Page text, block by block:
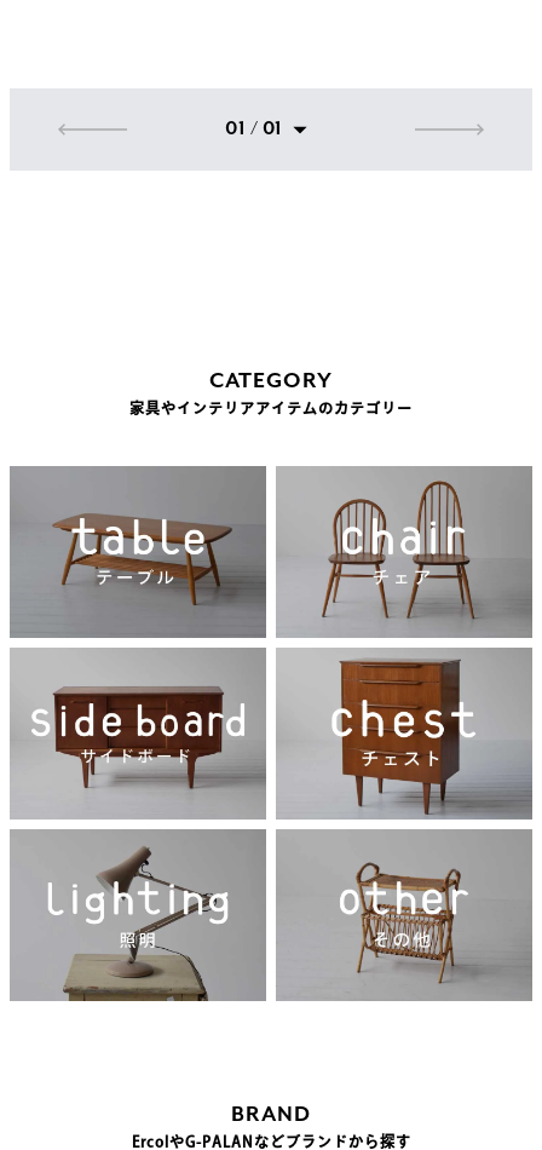
01 / 01
CATEGORY
家具やインテリアアイテムのカテゴリー
BRAND
ErcolやG-PALANなどブランドから探す